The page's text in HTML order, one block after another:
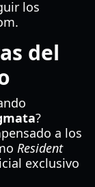
los
del
?
a los
Resident
exclusivo